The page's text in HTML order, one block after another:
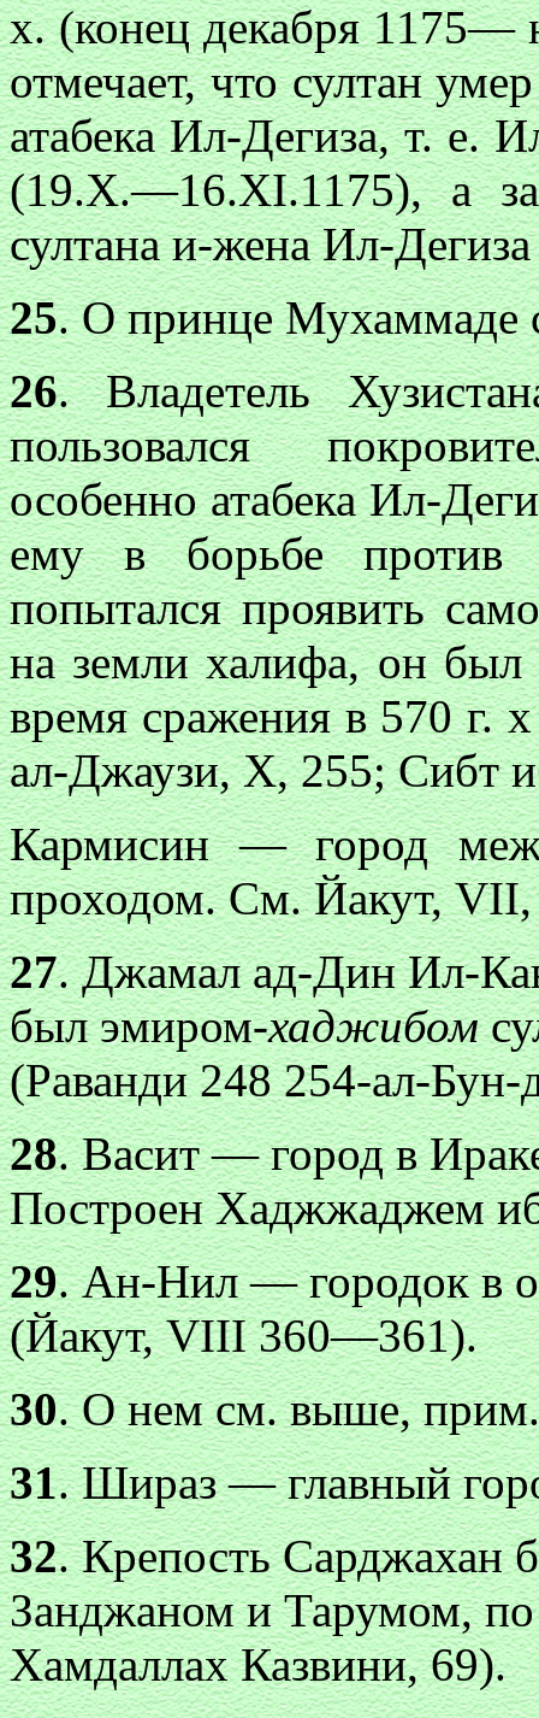
х. (конец декабря 1175—
отмечает, что султан
атабека Ил-Дегиза, т. е.
(19.Х.—16.XI.1175), а
султана и-жена Ил-
25. О принце Мухаммаде
26. Владетель
пользовался
особенно атабека Ил-
ему в борьбе против
попытался проявить
на земли халифа, он
время сражения в 570
ал-Джаузи, X, 255; Сибт
Кармисин — город
проходом. См. Йакут,
27. Джамал ад-Дин Ил-
был эмиром-хаджибом
(Раванди 248 254-ал-Бун-
28. Васит — город в
Построен Хаджжаджем
29. Ан-Нил — городок в
(Йакут, VIII 360—361).
30. О нем см. выше,
31. Шираз — главный
32. Крепость Сарджахан
Занджаном и Тарумом,
Хамдаллах Казвини, 69).